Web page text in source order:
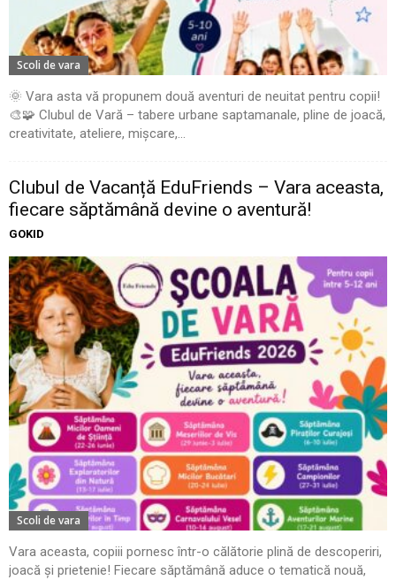
Scoli de vara
🌞 Vara asta vă propunem două aventuri de neuitat pentru copii!
🎨🧩 Clubul de Vară – tabere urbane saptamanale, pline de joacă,
creativitate, ateliere, mișcare,...
Clubul de Vacanță EduFriends – Vara aceasta,
fiecare săptămână devine o aventură!
GOKID
Scoli de vara
Vara aceasta, copiii pornesc într-o călătorie plină de descoperiri,
joacă și prietenie! Fiecare săptămână aduce o tematică nouă,